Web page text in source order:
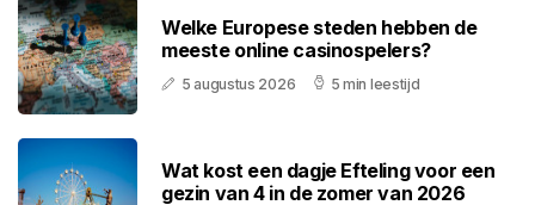
Welke Europese steden hebben de
meeste online casinospelers?
5 augustus 2026 5 min leestijd
Wat kost een dagje Efteling voor een
gezin van 4 in de zomer van 2026